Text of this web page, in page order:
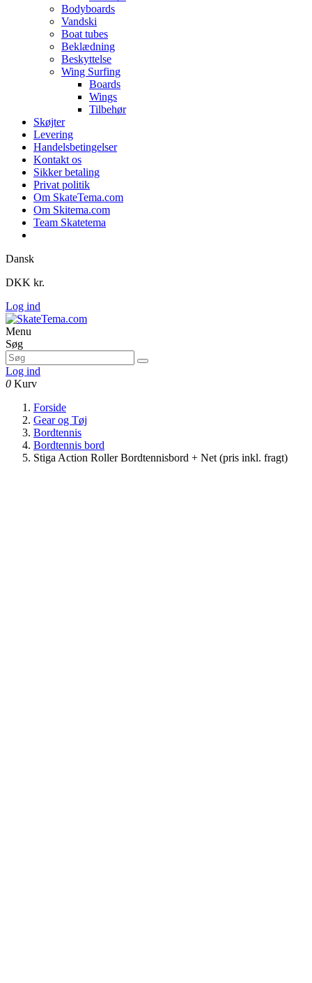
Bodyboards
Vandski
Boat tubes
Beklædning
Beskyttelse
Wing Surfing
Boards
Wings
Tilbehør
Skøjter
Levering
Handelsbetingelser
Kontakt os
Sikker betaling
Privat politik
Om SkateTema.com
Om Skitema.com
Team Skatetema
Dansk
DKK kr.
Log ind
Menu
Søg
Log ind
0 Kurv
Forside
Gear og Tøj
Bordtennis
Bordtennis bord
Stiga Action Roller Bordtennisbord + Net (pris inkl. fragt)